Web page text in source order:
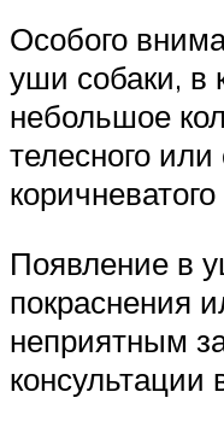
Особого
уши собаки, в
небольшое
телесного или
Появление в
покраснения
неприятным
консультации